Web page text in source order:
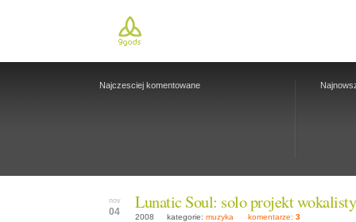
Najczesciej komentowane
nov
04 Lunatic Soul: solo projekt
2008 kategorie: muzyka komentarze: 3